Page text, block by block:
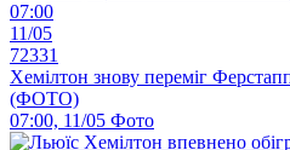
07:00
11/05
72331
Хемілтон знову переміг
(ФОТО)
07:00, 11/05 Фото